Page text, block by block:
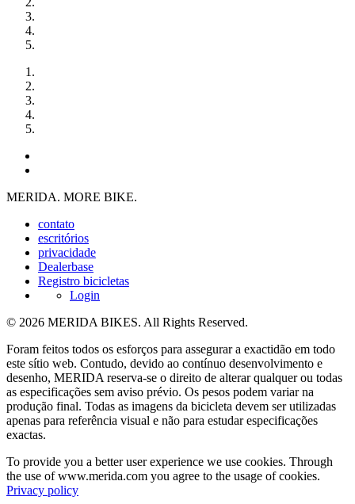
MERIDA. MORE BIKE.
contato
escritórios
privacidade
Dealerbase
Registro bicicletas
Login
© 2026 MERIDA BIKES. All Rights Reserved.
Foram feitos todos os esforços para assegurar a exactidão em todo
este sítio web. Contudo, devido ao contínuo desenvolvimento e
desenho, MERIDA reserva-se o direito de alterar qualquer ou todas
as especificações sem aviso prévio. Os pesos podem variar na
produção final. Todas as imagens da bicicleta devem ser utilizadas
apenas para referência visual e não para estudar especificações
exactas.
To provide you a better user experience we use cookies. Through
the use of www.merida.com you agree to the usage of cookies.
Privacy policy